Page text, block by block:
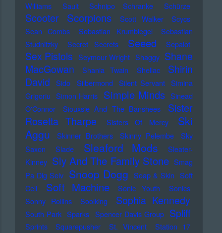
Williams
Sault Schnipo Schranke Schürze
Scooter Scorpions Scott Walker
Scycs
Sean Combs
Sebastian Krumbiegel
Sebastian
Studnitzky
Secret Secrets Seeed Sepalot
Sex Pistols Seymour Wright Shaggy Shane
MacGowan
Shania Twain Shellac
Shirin
David
Sido Silbermond Silent Servant Simina
Grigoriu Simon Harris Simple Minds Sinead
O'Connor
Siouxsie And The Banshees
Sister
Rosetta Tharpe
Sisters Of Mercy
Ski
Aggu
Skinner Brothers Skinny Pelembe
Sky
Saxon
Slade Sleaford Mods
Sleater-
Kinney Sly And The Family Stone Smag
Pa Dig Selv Snoop Dogg Soap & Skin Soft
Cell
Soft Machine Sonic Youth
Sonics
Sonny Rollins
Soolking Sophia Kennedy
South Park Sparks Spencer Davis Group Spliff
Sprints Squarepusher St. Vincent
Station 17